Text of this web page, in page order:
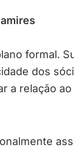
formal.
dos
a relação ao